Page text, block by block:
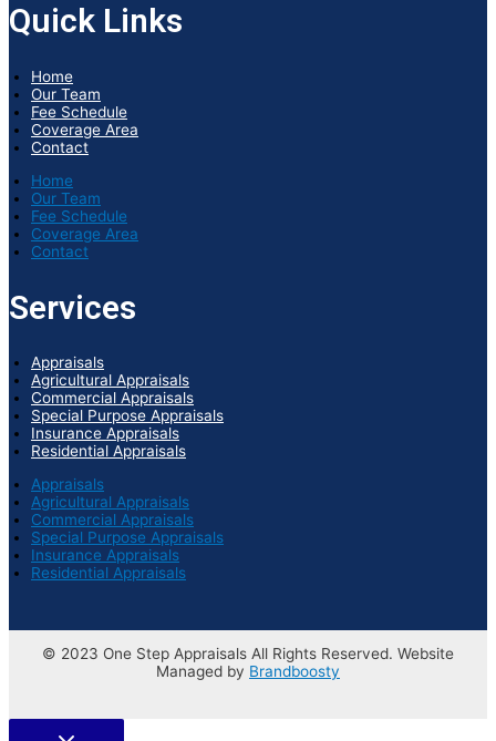
Quick Links
Home
Our Team
Fee Schedule
Coverage Area
Contact
Home
Our Team
Fee Schedule
Coverage Area
Contact
Services
Appraisals
Agricultural Appraisals
Commercial Appraisals
Special Purpose Appraisals
Insurance Appraisals
Residential Appraisals
Appraisals
Agricultural Appraisals
Commercial Appraisals
Special Purpose Appraisals
Insurance Appraisals
Residential Appraisals
© 2023 One Step Appraisals All Rights Reserved. Website
Managed by Brandboosty